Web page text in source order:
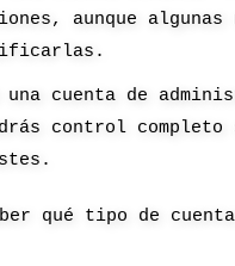
aunque algunas
una cuenta de
control completo
qué tipo de